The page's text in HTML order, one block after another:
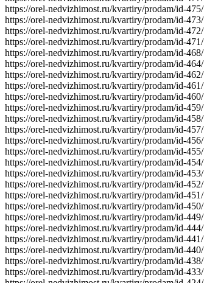
https://orel-nedvizhimost.ru/kvartiry/prodam/id-475/
https://orel-nedvizhimost.ru/kvartiry/prodam/id-473/
https://orel-nedvizhimost.ru/kvartiry/prodam/id-472/
https://orel-nedvizhimost.ru/kvartiry/prodam/id-471/
https://orel-nedvizhimost.ru/kvartiry/prodam/id-468/
https://orel-nedvizhimost.ru/kvartiry/prodam/id-464/
https://orel-nedvizhimost.ru/kvartiry/prodam/id-462/
https://orel-nedvizhimost.ru/kvartiry/prodam/id-461/
https://orel-nedvizhimost.ru/kvartiry/prodam/id-460/
https://orel-nedvizhimost.ru/kvartiry/prodam/id-459/
https://orel-nedvizhimost.ru/kvartiry/prodam/id-458/
https://orel-nedvizhimost.ru/kvartiry/prodam/id-457/
https://orel-nedvizhimost.ru/kvartiry/prodam/id-456/
https://orel-nedvizhimost.ru/kvartiry/prodam/id-455/
https://orel-nedvizhimost.ru/kvartiry/prodam/id-454/
https://orel-nedvizhimost.ru/kvartiry/prodam/id-453/
https://orel-nedvizhimost.ru/kvartiry/prodam/id-452/
https://orel-nedvizhimost.ru/kvartiry/prodam/id-451/
https://orel-nedvizhimost.ru/kvartiry/prodam/id-450/
https://orel-nedvizhimost.ru/kvartiry/prodam/id-449/
https://orel-nedvizhimost.ru/kvartiry/prodam/id-444/
https://orel-nedvizhimost.ru/kvartiry/prodam/id-441/
https://orel-nedvizhimost.ru/kvartiry/prodam/id-440/
https://orel-nedvizhimost.ru/kvartiry/prodam/id-438/
https://orel-nedvizhimost.ru/kvartiry/prodam/id-433/